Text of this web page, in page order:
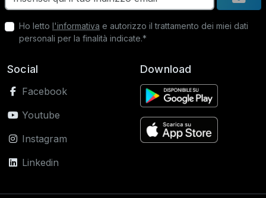
Ho letto l'informativa e autorizzo il trattamento dei miei dati
personali per la finalità indicate.*
Social
Facebook
Youtube
Instagram
Linkedin
Download